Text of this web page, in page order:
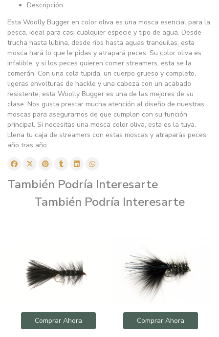
Descripción
Esta Woolly Bugger en color oliva es una mosca esencial para la
pesca, ideal para casi cualquier especie y tipo de agua. Desde
trucha hasta lubina, desde ríos hasta aguas tranquilas, esta
mosca hará lo que le pidas y atrapará peces. Su color oliva es
infalible, y si los peces quieren comer streamers, esta se la
comerán. Con una cola tupida, un cuerpo grueso y completo,
ligeras envolturas de hackle y una cabeza con un acabado
resistente, esta Woolly Bugger es una de las mejores de su
clase. Nos gusta prestar mucha atención al diseño de nuestras
moscas para asegurarnos de que cumplan con su función
principal. Si necesitas una mosca color oliva, esta es la tuya.
Llena tu caja de streamers con estas moscas y atraparás peces
año tras año.
También Podría Interesarte
También Podría Interesarte
Comprar Ahora Comprar Ahora